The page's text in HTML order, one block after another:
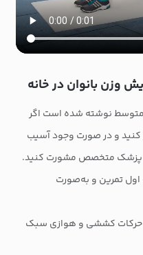
وزن بانوان در خانه
متوسط نوشته شده است اگر
کنید و در صورت وجود آسیب
پزشک متخصص مشورت کنید.
اول تمرین و به‌صورت
۵ تا ۱۰ دقیقه با حرکات کششی و هوازی سبک